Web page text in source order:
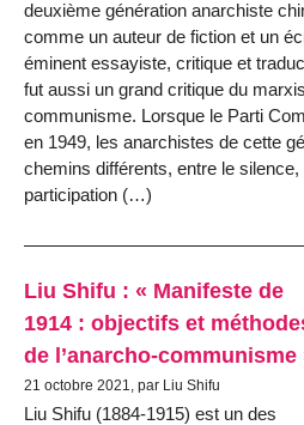
deuxième génération anarchiste
comme un auteur de fiction et un
éminent essayiste, critique et
fut aussi un grand critique du
communisme. Lorsque le Parti
en 1949, les anarchistes de cette
chemins différents, entre le silence,
participation (…)
Liu Shifu : « Manifeste de
1914 : objectifs et
de l’anarcho-communisme
21 octobre 2021, par Liu Shifu
Liu Shifu (1884-1915) est un des